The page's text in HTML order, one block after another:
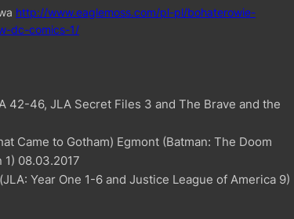
http://www.eaglemoss.com/pl-pl/bohaterowie-
dc-comics-1/
42-46, JLA Secret Files 3 and The Brave and the
Came to Gotham) Egmont (Batman: The Doom
08.03.2017
Year One 1-6 and Justice League of America 9)